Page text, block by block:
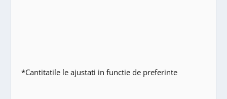
*Cantitatile le ajustati in functie de preferinte